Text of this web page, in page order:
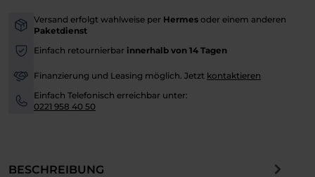
-
Versand erfolgt wahlweise per Hermes oder einem anderen
Paketdienst
-
Einfach retournierbar innerhalb von 14 Tagen
-
Finanzierung und Leasing möglich. Jetzt kontaktieren
-
Einfach Telefonisch erreichbar unter:
0221 958 40 50
BESCHREIBUNG